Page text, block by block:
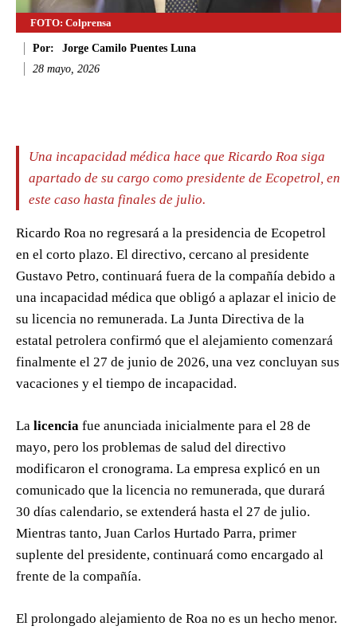
FOTO: Colprensa
Por:
Jorge Camilo Puentes Luna
28 mayo, 2026
Una incapacidad médica hace que Ricardo Roa siga
apartado de su cargo como presidente de Ecopetrol, en
este caso hasta finales de julio.
Ricardo Roa no regresará a la presidencia de Ecopetrol
en el corto plazo. El directivo, cercano al presidente
Gustavo Petro, continuará fuera de la compañía debido a
una incapacidad médica que obligó a aplazar el inicio de
su licencia no remunerada. La Junta Directiva de la
estatal petrolera confirmó que el alejamiento comenzará
finalmente el 27 de junio de 2026, una vez concluyan sus
vacaciones y el tiempo de incapacidad.
La licencia fue anunciada inicialmente para el 28 de
mayo, pero los problemas de salud del directivo
modificaron el cronograma. La empresa explicó en un
comunicado que la licencia no remunerada, que durará
30 días calendario, se extenderá hasta el 27 de julio.
Mientras tanto, Juan Carlos Hurtado Parra, primer
suplente del presidente, continuará como encargado al
frente de la compañía.
El prolongado alejamiento de Roa no es un hecho menor.